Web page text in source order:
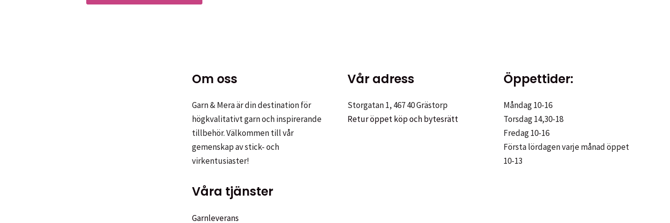
Om oss
Garn & Mera är din destination för
högkvalitativt garn och inspirerande
tillbehör. Välkommen till vår
gemenskap av stick- och
virkentusiaster!
Våra tjänster
Garnleverans
Vår adress
Storgatan 1, 467 40 Grästorp
Retur öppet köp och bytesrätt
Öppettider:
Måndag 10-16
Torsdag 14,30-18
Fredag 10-16
Första lördagen varje månad öppet
10-13